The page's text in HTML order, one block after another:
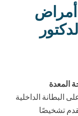
أمراض
المعدة
البطانة الداخلية
تشخيصًا